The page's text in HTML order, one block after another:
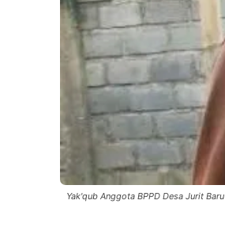
Yak'qub Anggota BPPD Desa Jurit Baru